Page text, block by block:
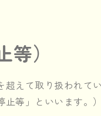
）
えて取り扱われ
等」といいます。